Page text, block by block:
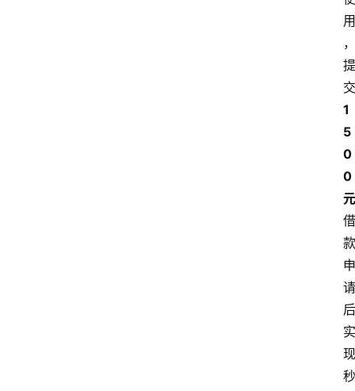
用
，
提
交
1
5
0
0
元
借
款
申
请
后
实
现
秒